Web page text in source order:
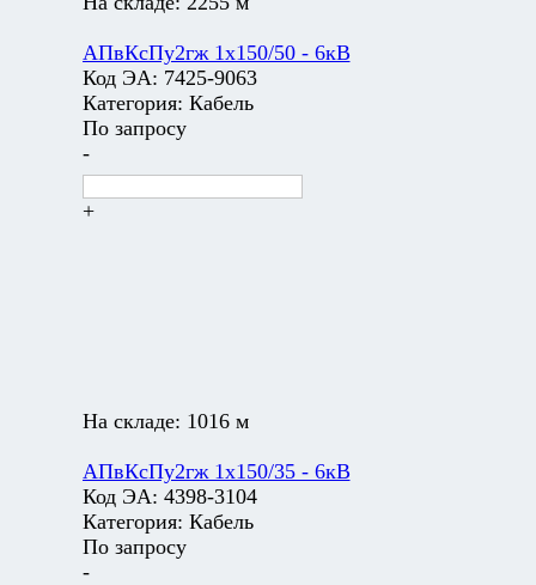
АПвКсПу2гж 1х150/50 - 6кВ
Код ЭА: 7425-9063
Категория: Кабель
По запросу
-
+
На складе: 1016 м
АПвКсПу2гж 1х150/35 - 6кВ
Код ЭА: 4398-3104
Категория: Кабель
По запросу
-